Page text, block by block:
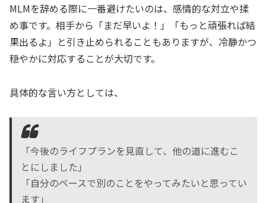
MLMを辞める際に一番避けたいのは、感情的な対立や揉
め事です。相手から「まだ早いよ！」「もっと頑張れば結
果出るよ」と引き止められることもありますが、冷静かつ
穏やかに対応することが大切です。
具体的な言い方としては、
「今後のライフプランを見直して、他の道に進むこ
とにしました」
「自分のペースで別のことをやってみたいと思ってい
ます」